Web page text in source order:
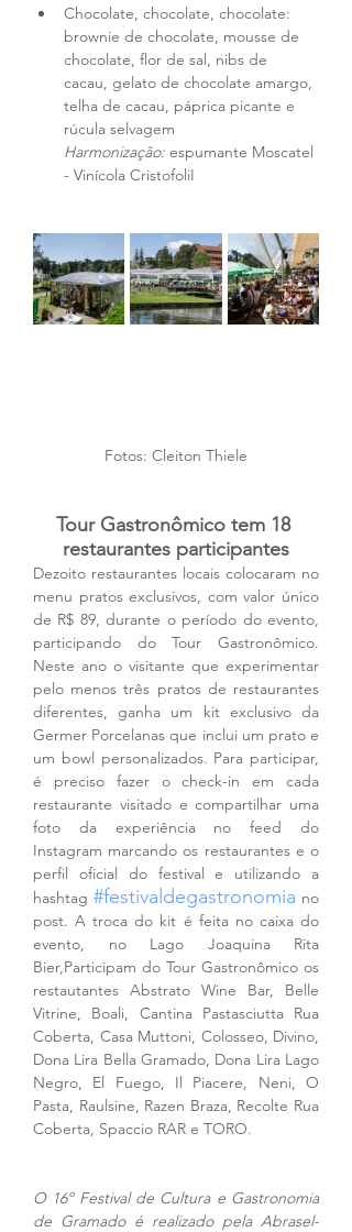
Chocolate, chocolate, chocolate:
brownie de chocolate, mousse de
chocolate, flor de sal, nibs de
cacau, gelato de chocolate amargo,
telha de cacau, páprica picante e
rúcula selvagem
Harmonização: espumante Moscatel
- Vinícola CristofoliI
Fotos: Cleiton Thiele
Tour Gastronômico tem 18
restaurantes participantes
Dezoito restaurantes locais colocaram no
menu pratos exclusivos, com valor único
de R$ 89, durante o período do evento,
participando do Tour Gastronômico.
Neste ano o visitante que experimentar
pelo menos três pratos de restaurantes
diferentes, ganha um kit exclusivo da
Germer Porcelanas que inclui um prato e
um bowl personalizados. Para participar,
é preciso fazer o check-in em cada
restaurante visitado e compartilhar uma
foto da experiência no feed do
Instagram marcando os restaurantes e o
perfil oficial do festival e utilizando a
hashtag #festivaldegastronomia no
post. A troca do kit é feita no caixa do
evento, no Lago Joaquina Rita
Bier,Participam do Tour Gastronômico os
restautantes Abstrato Wine Bar, Belle
Vitrine, Boali, Cantina Pastasciutta Rua
Coberta, Casa Muttoni, Colosseo, Divino,
Dona Lira Bella Gramado, Dona Lira Lago
Negro, El Fuego, Il Piacere, Neni, O
Pasta, Raulsine, Razen Braza, Recolte Rua
Coberta, Spaccio RAR e TORO.
O 16º Festival de Cultura e Gastronomia
de Gramado é realizado pela Abrasel-